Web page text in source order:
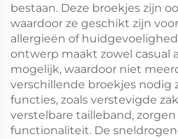
bestaan. Deze broekjes zijn
waardoor ze geschikt zijn
allergieën of
ontwerp maakt zowel casual
mogelijk, waardoor niet
verschillende broekjes nodig
functies, zoals verstevigde
verstelbare tailleband,
functionaliteit. De